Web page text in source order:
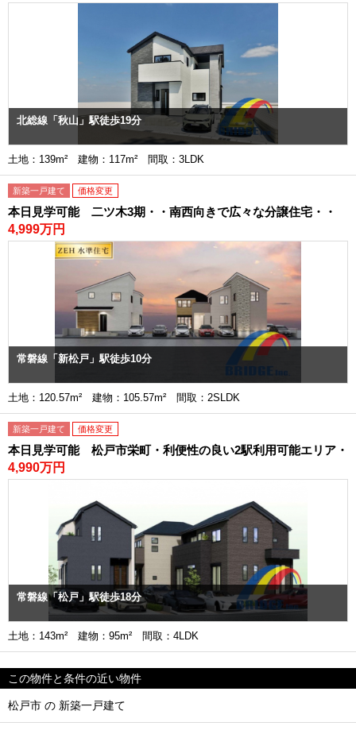
北総線「秋山」駅徒歩19分
土地：139m² 建物：117m² 間取：3LDK
新築一戸建て 価格変更
本日見学可能 二ツ木3期・・南西向きで広々な分譲住宅・・
4,999万円
常磐線「新松戸」駅徒歩10分
土地：120.57m² 建物：105.57m² 間取：2SLDK
新築一戸建て 価格変更
本日見学可能 松戸市栄町・利便性の良い2駅利用可能エリア・
4,990万円
常磐線「松戸」駅徒歩18分
土地：143m² 建物：95m² 間取：4LDK
この物件と条件の近い物件
松戸市 の 新築一戸建て